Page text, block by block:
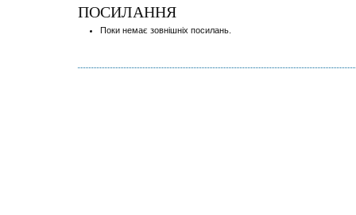
ПОСИЛАННЯ
Поки немає зовнішніх посилань.